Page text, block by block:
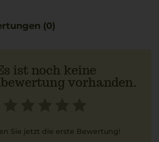
unterstreicht.
(0)
ist noch keine
vorhanden.
Sie jetzt die erste Bewertung!